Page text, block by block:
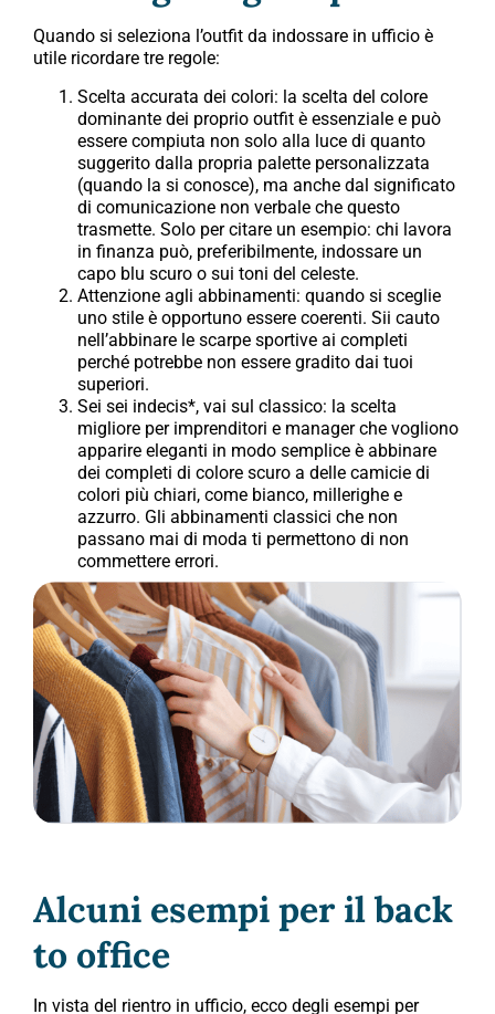
Quando si seleziona l’outfit da indossare in ufficio è
utile ricordare tre regole:
Scelta accurata dei colori: la scelta del colore
dominante dei proprio outfit è essenziale e può
essere compiuta non solo alla luce di quanto
suggerito dalla propria palette personalizzata
(quando la si conosce), ma anche dal significato
di comunicazione non verbale che questo
trasmette. Solo per citare un esempio: chi lavora
in finanza può, preferibilmente, indossare un
capo blu scuro o sui toni del celeste.
Attenzione agli abbinamenti: quando si sceglie
uno stile è opportuno essere coerenti. Sii cauto
nell’abbinare le scarpe sportive ai completi
perché potrebbe non essere gradito dai tuoi
superiori.
Sei sei indecis*, vai sul classico: la scelta
migliore per imprenditori e manager che vogliono
apparire eleganti in modo semplice è abbinare
dei completi di colore scuro a delle camicie di
colori più chiari, come bianco, millerighe e
azzurro. Gli abbinamenti classici che non
passano mai di moda ti permettono di non
commettere errori.
Alcuni esempi per il back
to office
In vista del rientro in ufficio, ecco degli esempi per